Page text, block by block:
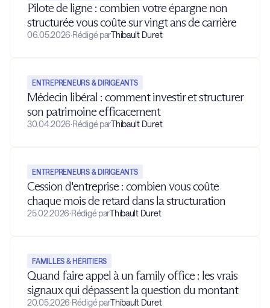
Pilote de ligne : combien votre épargne non
structurée vous coûte sur vingt ans de carrière
06.05.2026·Rédigé parThibault Duret
ENTREPRENEURS & DIRIGEANTS
Médecin libéral : comment investir et structurer
son patrimoine efficacement
30.04.2026·Rédigé parThibault Duret
ENTREPRENEURS & DIRIGEANTS
Cession d'entreprise : combien vous coûte
chaque mois de retard dans la structuration
25.02.2026·Rédigé parThibault Duret
FAMILLES & HÉRITIERS
Quand faire appel à un family office : les vrais
signaux qui dépassent la question du montant
20.05.2026·Rédigé parThibault Duret